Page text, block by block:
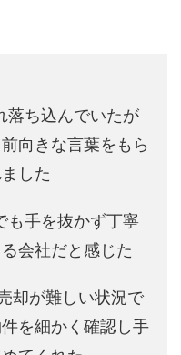
落ち込んでいたが
向きな言葉をもら
した
も手を抜かず丁寧
会社だと感じた
却が難しい状況で
を細かく確認し手